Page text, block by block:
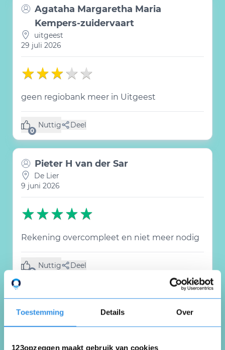
Toestemming Details Over
123opzeggen maakt gebruik van cookies
Agataha Margaretha Maria
Kempers-zuidervaart
uitgeest
29 juli 2026
geen regiobank meer in Uitgeest
0
Nuttig
(0 like) Deel
Pieter H van der Sar
De Lier
9 juni 2026
Rekening overcompleet en niet meer nodig
0
Nuttig
(0 like) Deel
Schoonhoven
20 april 2026